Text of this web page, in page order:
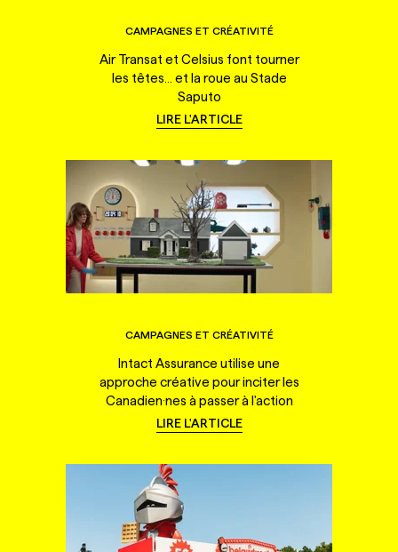
CAMPAGNES ET CRÉATIVITÉ
Air Transat et Celsius font tourner
les têtes... et la roue au Stade
Saputo
LIRE L'ARTICLE
CAMPAGNES ET CRÉATIVITÉ
Intact Assurance utilise une
approche créative pour inciter les
Canadien·nes à passer à l'action
LIRE L'ARTICLE